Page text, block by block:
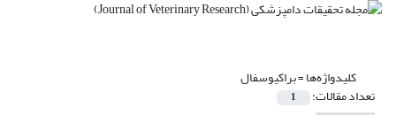
کلیدواژه‌ها =براکیوسفال
تعداد مقالات: 1